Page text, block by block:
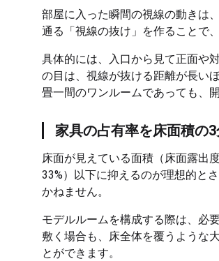
部屋に入った瞬間の視線の動きは
通る「視線の抜け」を作ることで
具体的には、入口から見て正面や
の目は、視線が抜ける距離が長い
畳一間のワンルームであっても、
家具の占有率を床面積の
床面が見えている面積（床面露出
33%）以下に抑えるのが理想的と
かねません。
モデルルームを構成する際は、必
敷く場合も、床全体を覆うような
とができます。